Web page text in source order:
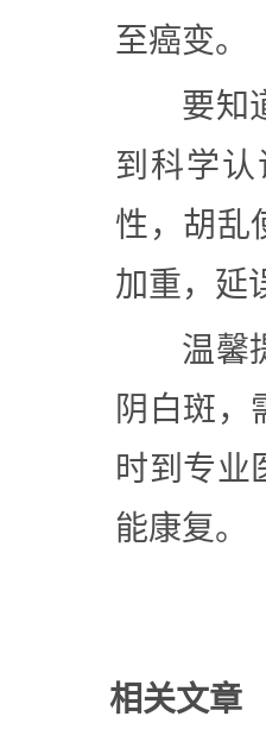
至癌变。
要知
到科学
性，胡乱
加重，延
温馨
阴白斑，
时到专业
能康复。
相关文章